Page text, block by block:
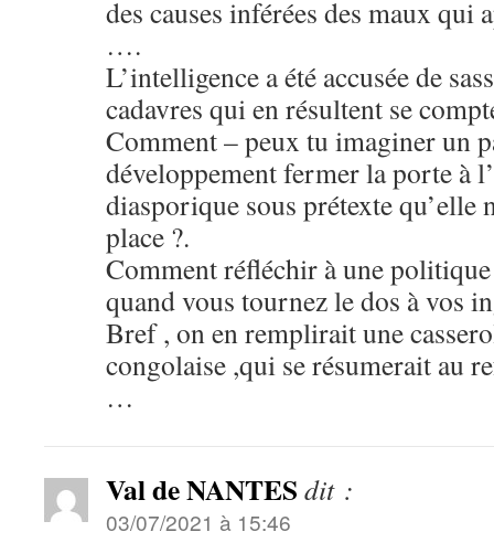
des causes inférées des maux qui
….
L’intelligence a été accusée de
cadavres qui en résultent se
Comment – peux tu imaginer un
développement fermer la porte à
diasporique sous prétexte qu’elle
place ?.
Comment réfléchir à une
quand vous tournez le dos à vos
Bref , on en remplirait une
congolaise ,qui se résumerait au
…
Val de NANTES dit :
03/07/2021 à 15:46